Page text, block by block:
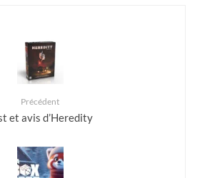
Précédent
et avis d’Heredity